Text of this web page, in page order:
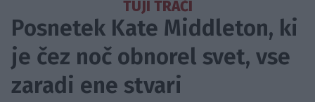
TUJI TRAČI
Posnetek Kate Middleton, ki
je čez noč obnorel svet, vse
zaradi ene stvari